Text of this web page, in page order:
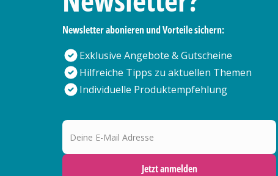
Newsletter abonieren und Vorteile sichern:
Exklusive Angebote & Gutscheine
Hilfreiche Tipps zu aktuellen Themen
Individuelle Produktempfehlung
Deine E-Mail Adresse
Jetzt anmelden